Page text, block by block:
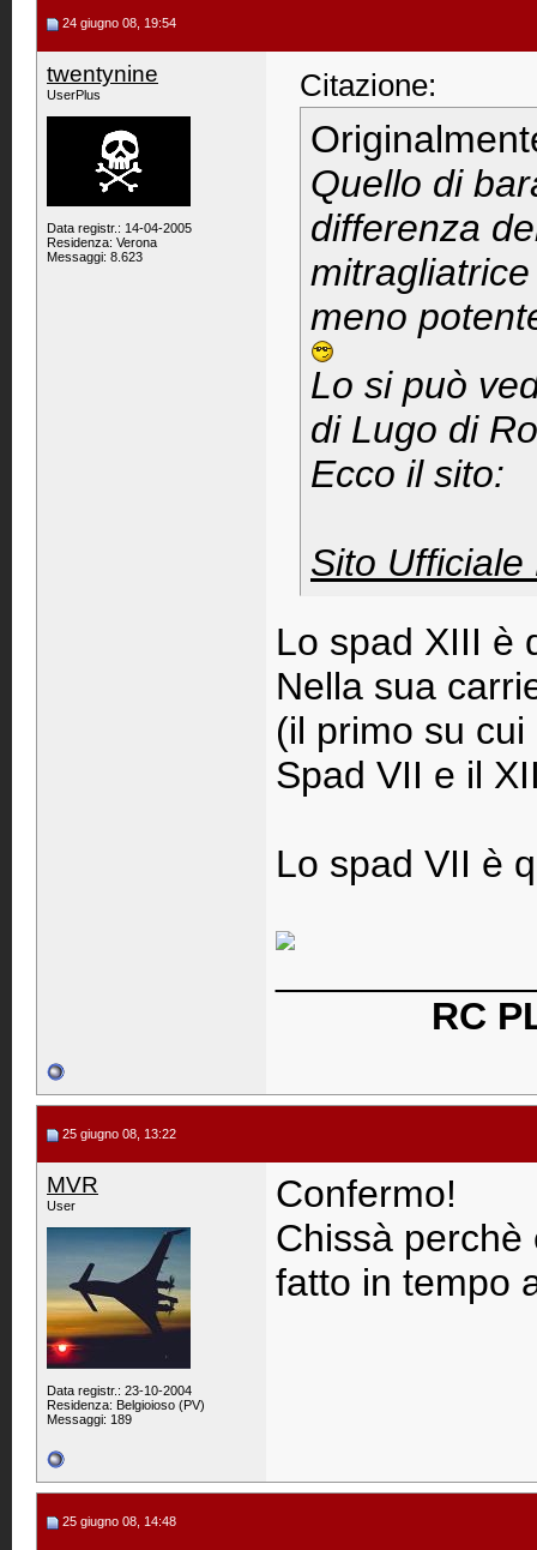
24 giugno 08, 19:54
twentynine
UserPlus
Data registr.: 14-04-2005
Residenza: Verona
Messaggi: 8.623
Citazione:
Quello di
differenza
meno
Lo si può
di Lugo di
Ecco il sito:
Sito
Lo spad XIII è
Nella sua
(il primo su
Spad VII e il
Lo spad VII è
RC
25 giugno 08, 13:22
MVR
User
Data registr.: 23-10-2004
Residenza: Belgioioso (PV)
Messaggi: 189
Confermo!
Chissà
fatto in tempo
25 giugno 08, 14:48